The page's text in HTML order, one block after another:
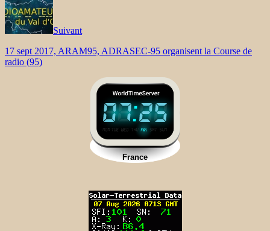
Suivant
17 sept 2017, ARAM95, ADRASEC-95 organisent la Course de
radio (95)